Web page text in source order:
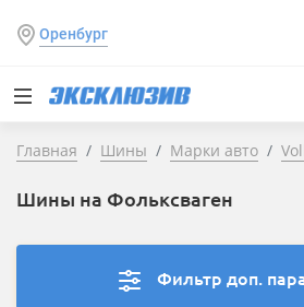
Оренбург
Главная Шины Марки авто
Шины на Фольксваген
Фильтр доп.